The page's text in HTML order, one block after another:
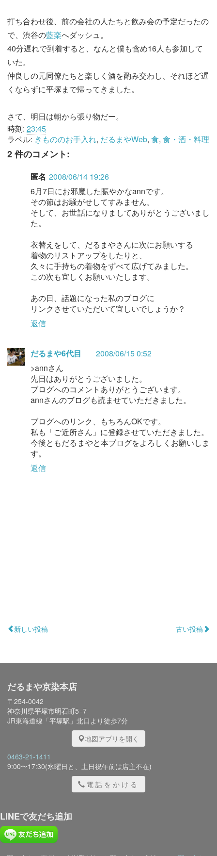
打ち合わせ後、前の会社の人たちと飲み会の予定だったの
で、渋谷の藍楽へダッシュ。
40分遅れで到着すると、なんと僕も含め16人も参加して
いた。
仲良しの元同僚たちと楽しく酒を酌み交わし、それほど遅
くならずに平塚まで帰ってきました。
さて、明日は朝から張り物だー。
時刻: 23:45
ラベル: きもののお手入れ, だるまやWeb, 食, 食・酒・料理
2 件のコメント:
匿名 2008/06/14 19:26
6月7日にお邪魔した賑やかなannです。
その節はお騒がせしてすみません。
そして、お世話になりましてありがとうございまし
た。
衣替えをして、だるまやさんに次にお願いする
着物のリストアップをしたりと、
久々に手持ちの着物をずべて広げてみました。
この次も宜しくお願いいたします。
あの日、話題になった私のブログに
リンクさせていただいて宜しいでしょうか？
返信
だるまや6代目
2008/06/15 0:52
>annさん
先日はありがとうございました。
ブログへのコメントありがとうございます。
annさんのブログも読ませていただきました。
ブログへのリンク、もちろんOKです。
私も「ご近所さん」に登録させていただきました。
今後ともだるまやと本ブログをよろしくお願いしま
す。
返信
新しい投稿 古い投稿
だるまや京染本店
〒254-0042
神奈川県平塚市明石町5−7
JR東海道線「平塚駅」北口より徒歩7分
地図アプリを開く
0463-21-1411
9:00〜17:30(水曜日と、土日祝午前は店主不在)
電話をかける
LINEで友だち追加